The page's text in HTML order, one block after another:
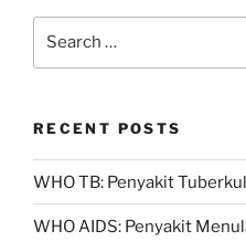
RECENT POSTS
WHO TB: Penyakit
WHO AIDS: Penyakit